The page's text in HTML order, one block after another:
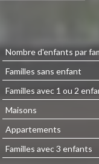
Nombre d'enfants par
Familles sans enfant
Familles avec 1 ou 2
Maisons
Appartements
Familles avec 3 enfants